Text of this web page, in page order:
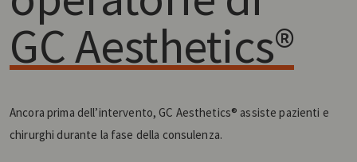
GC Aesthetics®
Ancora prima dell’intervento, GC Aesthetics® assiste pazienti e
chirurghi durante la fase della consulenza.